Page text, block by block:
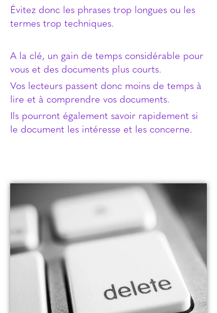
Évitez donc les phrases trop longues ou les
termes trop techniques.
A la clé, un gain de temps considérable pour
vous et des documents plus courts.
Vos lecteurs passent donc moins de temps à
lire et à comprendre vos documents.
Ils pourront également savoir rapidement si
le document les intéresse et les concerne.